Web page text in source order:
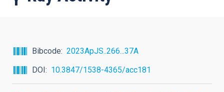
Bibcode
2023ApJS..266...37A
DOI
10.3847/1538-4365/acc181